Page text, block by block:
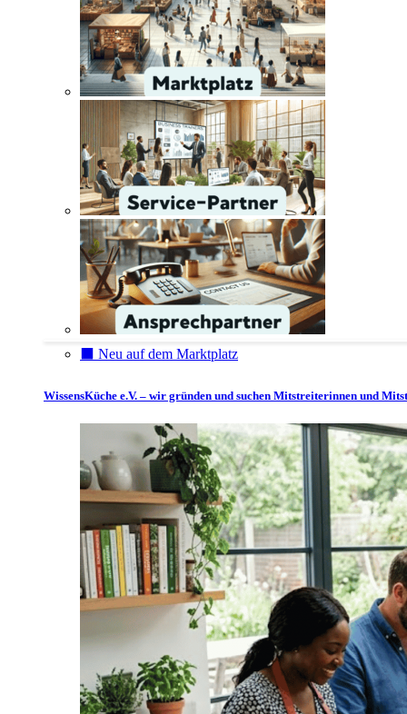
⬛️ Neu auf dem Marktplatz
WissensKüche e.V. – wir gründen und suchen Mitstreiterinnen und